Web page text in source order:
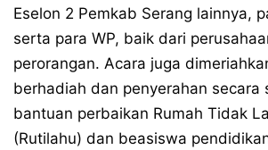
Eselon 2 Pemkab Serang lainnya,
serta para WP, baik dari
perorangan. Acara juga
berhadiah dan penyerahan secara
bantuan perbaikan Rumah Tidak
(Rutilahu) dan beasiswa